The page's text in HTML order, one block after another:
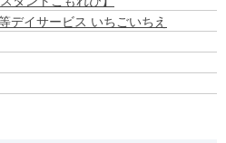
デイサービス いちごいちえ